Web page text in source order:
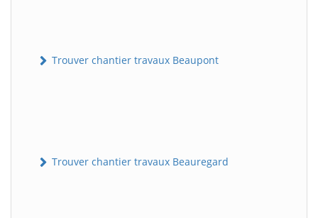
Trouver chantier travaux Beaupont
Trouver chantier travaux Beauregard